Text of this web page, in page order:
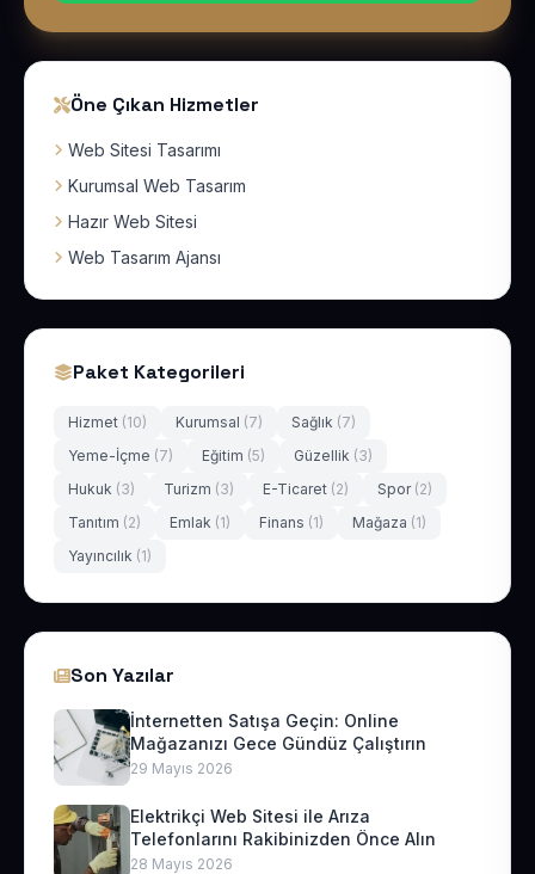
Öne Çıkan Hizmetler
Web Sitesi Tasarımı
Kurumsal Web Tasarım
Hazır Web Sitesi
Web Tasarım Ajansı
Paket Kategorileri
Hizmet (10) Kurumsal (7) Sağlık (7)
Yeme-İçme (7) Eğitim (5) Güzellik (3)
Hukuk (3) Turizm (3) E-Ticaret (2) Spor (2)
Tanıtım (2) Emlak (1) Finans (1) Mağaza (1)
Yayıncılık (1)
Son Yazılar
İnternetten Satışa Geçin: Online
Mağazanızı Gece Gündüz Çalıştırın
29 Mayıs 2026
Elektrikçi Web Sitesi ile Arıza
Telefonlarını Rakibinizden Önce Alın
28 Mayıs 2026